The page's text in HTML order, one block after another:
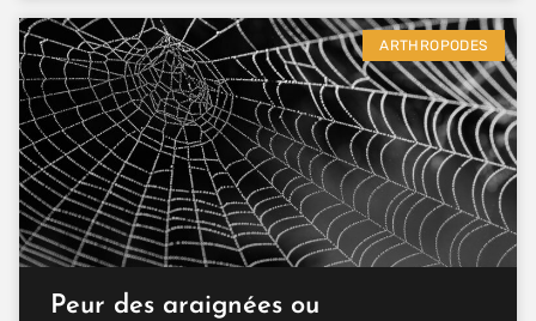
ARTHROPODES
Peur des araignées ou